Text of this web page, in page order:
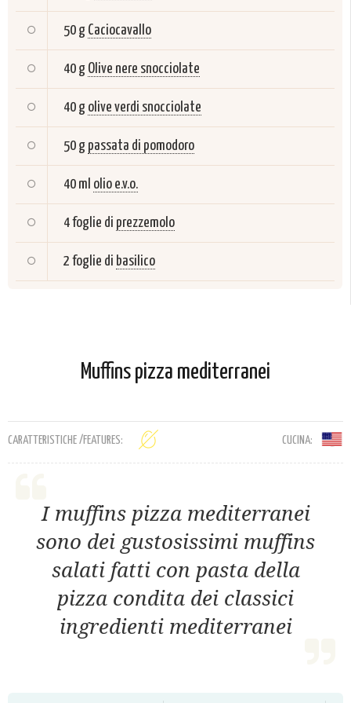
50 g Caciocavallo
40 g Olive nere snocciolate
40 g olive verdi snocciolate
50 g passata di pomodoro
40 ml olio e.v.o.
4 foglie di prezzemolo
2 foglie di basilico
Muffins pizza mediterranei
CARATTERISTICHE /FEATURES: CUCINA:
I muffins pizza mediterranei
sono dei gustosissimi muffins
salati fatti con pasta della
pizza condita dei classici
ingredienti mediterranei